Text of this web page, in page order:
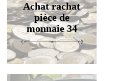
Achat rachat
pièce de
monnaie 34